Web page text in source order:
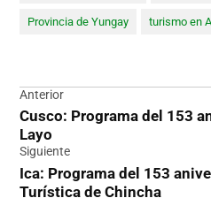
Provincia de Yungay turismo en
Navegación
de
entradas
Anterior
Cusco: Programa del 153
Layo
Siguiente
Ica: Programa del 153
Turística de Chincha